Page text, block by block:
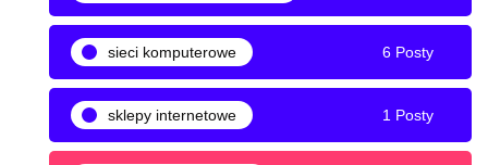
sieci komputerowe 6 Posty
sklepy internetowe 1 Posty